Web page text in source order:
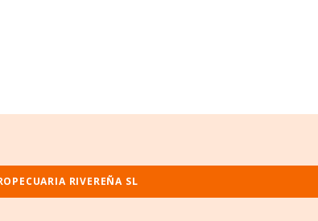
RIVEREÑA SL